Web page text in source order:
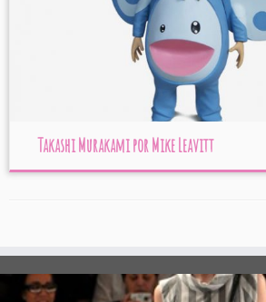
Takashi Murakami por Mike Leavitt